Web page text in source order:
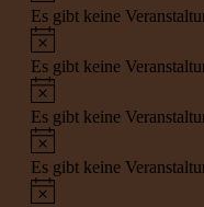
Es gibt keine
Hinweis
Es gibt keine
Hinweis
Es gibt keine
Hinweis
Es gibt keine
Hinweis